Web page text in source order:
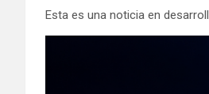
Esta es una noticia en